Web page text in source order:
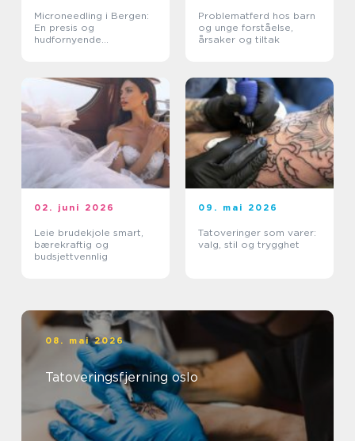
Microneedling i Bergen:
En presis og
hudfornyende
Problematferd hos barn
og unge forståelse,
årsaker og tiltak
02. juni 2026
Leie brudekjole smart,
bærekraftig og
budsjettvennlig
09. mai 2026
Tatoveringer som varer:
valg, stil og trygghet
08. mai 2026
Tatoveringsfjerning oslo